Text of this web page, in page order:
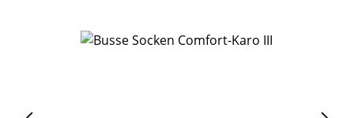
Bildergalerie überspringen